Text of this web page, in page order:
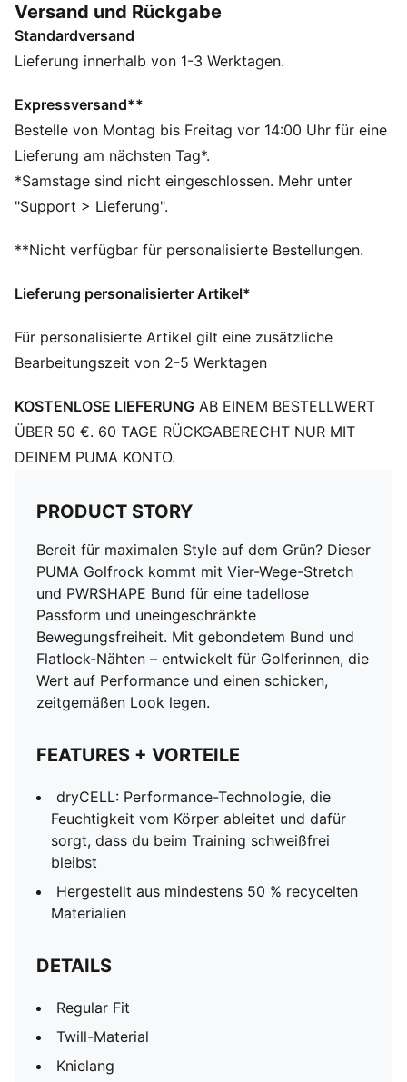
die Wert auf Performance und einen schicken,
zeitgemäßen Look legen.
FEATURES + VORTEILE
vom Körper ableitet und dafür sorgt, dass du beim
Training schweißfrei bleibst
Hergestellt aus mindestens 50 % recycelten
Materialien
DETAILS
Regular Fit
Knielang
PUMA Branding-Details
Versand und Rückgabe
Standardversand
Lieferung innerhalb von 1-3 Werktagen.
Expressversand**
Bestelle von Montag bis Freitag vor 14:00 Uhr für eine
Lieferung am nächsten Tag*.
*Samstage sind nicht eingeschlossen. Mehr unter
"Support > Lieferung".
**Nicht verfügbar für personalisierte Bestellungen.
Lieferung personalisierter Artikel*
Für personalisierte Artikel gilt eine zusätzliche
Bearbeitungszeit von 2-5 Werktagen
KOSTENLOSE LIEFERUNG AB EINEM BESTELLWERT
ÜBER 50 €. 60 TAGE RÜCKGABERECHT NUR MIT
DEINEM PUMA KONTO.
PRODUCT STORY
Bereit für maximalen Style auf dem Grün? Dieser
PUMA Golfrock kommt mit Vier-Wege-Stretch
und PWRSHAPE Bund für eine tadellose
Passform und uneingeschränkte
Bewegungsfreiheit. Mit gebondetem Bund und
Flatlock-Nähten – entwickelt für Golferinnen, die
Wert auf Performance und einen schicken,
zeitgemäßen Look legen.
FEATURES + VORTEILE
dryCELL: Performance-Technologie, die
Feuchtigkeit vom Körper ableitet und dafür
sorgt, dass du beim Training schweißfrei
bleibst
Hergestellt aus mindestens 50 % recycelten
Materialien
DETAILS
Regular Fit
Twill-Material
Knielang